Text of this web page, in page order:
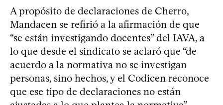
A propósito de declaraciones de Cherro,
Mandacen se refirió a la afirmación de que
“se están investigando docentes” del IAVA, a
lo que desde el sindicato se aclaró que “de
acuerdo a la normativa no se investigan
personas, sino hechos, y el Codicen reconoce
que ese tipo de declaraciones no están